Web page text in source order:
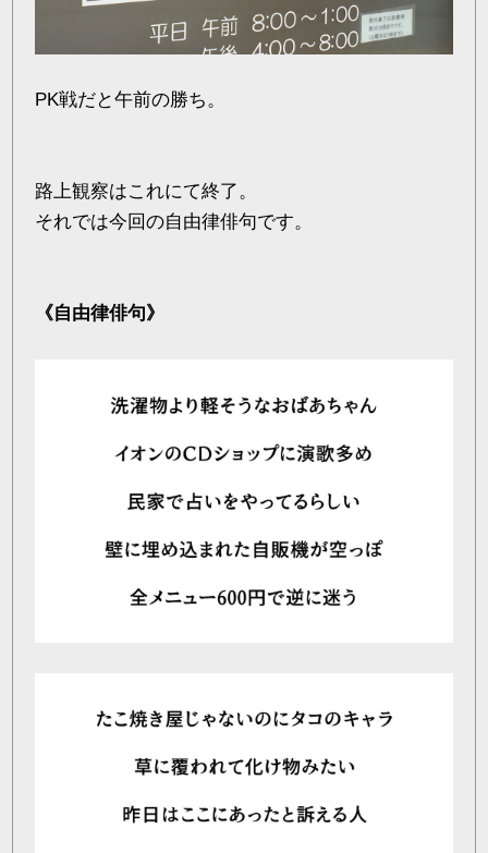
PK戦だと午前の勝ち。
路上観察はこれにて終了。
それでは今回の自由律俳句です。
《自由律俳句》